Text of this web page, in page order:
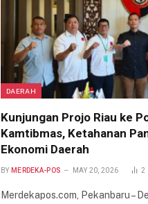
DAERAH
Kunjungan Projo Riau ke
Kamtibmas, Ketahanan
Ekonomi Daerah
BY MERDEKA-POS MAY 20, 2026 2
Merdekapos.com, Pekanbaru –